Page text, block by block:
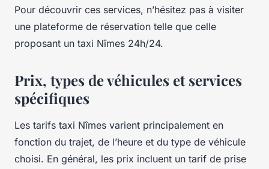
Pour découvrir ces services, n’hésitez pas à visiter
une plateforme de réservation telle que celle
proposant un taxi Nîmes 24h/24.
Prix, types de véhicules et services
spécifiques
Les tarifs taxi Nîmes varient principalement en
fonction du trajet, de l’heure et du type de véhicule
choisi. En général, les prix incluent un tarif de prise